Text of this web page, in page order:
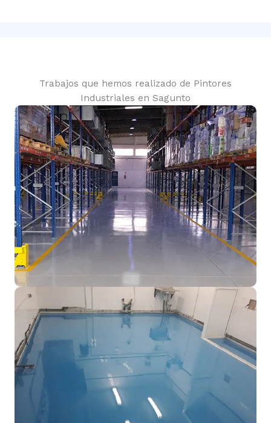
Trabajos que hemos realizado de Pintores
Industriales en Sagunto